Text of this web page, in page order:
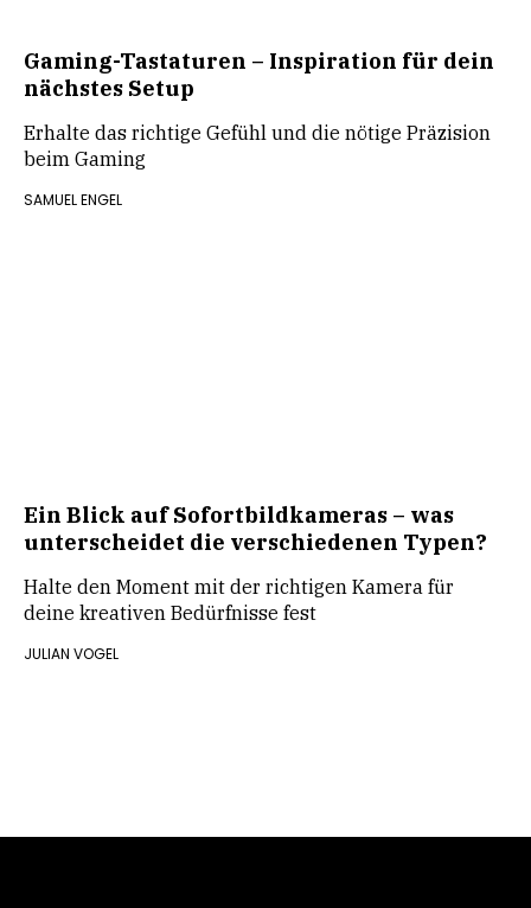
Gaming-Tastaturen – Inspiration für dein
nächstes Setup
Erhalte das richtige Gefühl und die nötige Präzision
beim Gaming
SAMUEL ENGEL
Ein Blick auf Sofortbildkameras – was
unterscheidet die verschiedenen Typen?
Halte den Moment mit der richtigen Kamera für
deine kreativen Bedürfnisse fest
JULIAN VOGEL